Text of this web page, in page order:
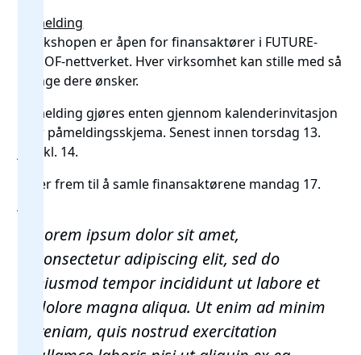
Påmelding
Workshopen er åpen for finansaktører i FUTURE-
PROOF-nettverket. Hver virksomhet kan stille med så
mange dere ønsker.
Påmelding gjøres enten gjennom kalenderinvitasjon
eller påmeldingsskjema. Senest innen torsdag 13.
juni kl. 14.
Vi ser frem til å samle finansaktørene mandag 17.
Lorem ipsum dolor sit amet,
consectetur adipiscing elit, sed do
eiusmod tempor incididunt ut labore et
dolore magna aliqua. Ut enim ad minim
veniam, quis nostrud exercitation